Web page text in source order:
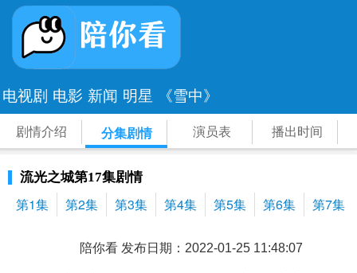
电视剧 电影 新闻 明星 《雪中》
剧情介绍 分集剧情 演员表 播出时间
流光之城第17集剧情
第1集 第2集 第3集 第4集 第5集 第6集 第7集
陪你看 发布日期：2022-01-25 11:48:07